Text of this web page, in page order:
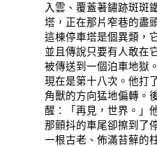
入雲、覆蓋著鏽跡斑斑
塔，正在那片窄巷的盡
這棟停車塔是個異類，
並且傳說只要有人敢在
被傳送到一個泊車地獄
現在是第十八次。他打
角獸的方向猛地偏轉。
醒：「再見，世界。」
那顫抖的車尾卻擦到了
一根古老、佈滿苔蘚的